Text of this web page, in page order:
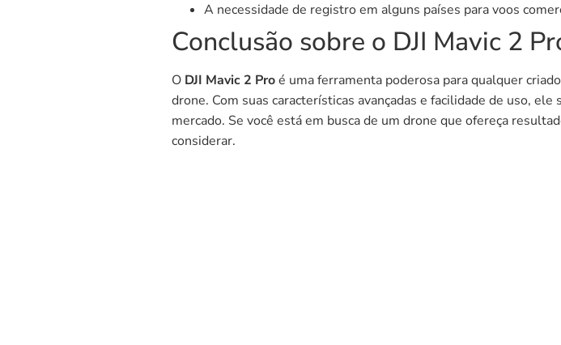
A necessidade de registro em alguns países para voos
Conclusão sobre o DJI Mavic 2
O DJI Mavic 2 Proé uma ferramenta poderosa para qualquer
drone. Com suas características avançadas e facilidade de uso,
mercado. Se você está em busca de um drone que ofereça
considerar.